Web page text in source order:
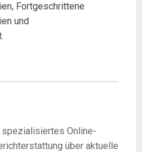
Fortgeschrittene
und
Online-
über aktuelle